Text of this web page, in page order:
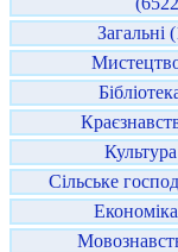
Загальні
Сільське